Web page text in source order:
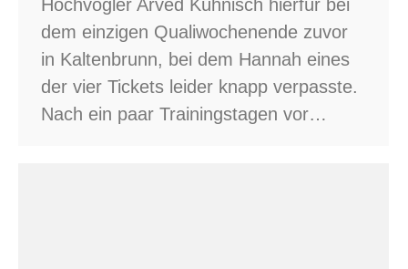
Hochvogler Arved Kühnisch hierfür bei
dem einzigen Qualiwochenende zuvor
in Kaltenbrunn, bei dem Hannah eines
der vier Tickets leider knapp verpasste.
Nach ein paar Trainingstagen vor…